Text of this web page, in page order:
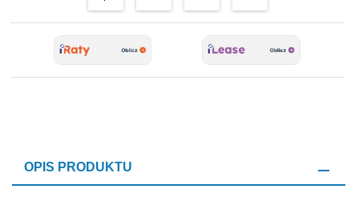
OPIS PRODUKTU